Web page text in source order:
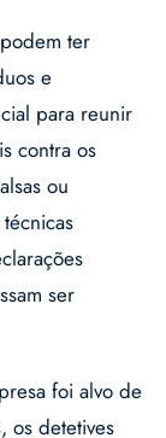
ter
e
para reunir
contra os
ou
ser
foi alvo de
os detetives